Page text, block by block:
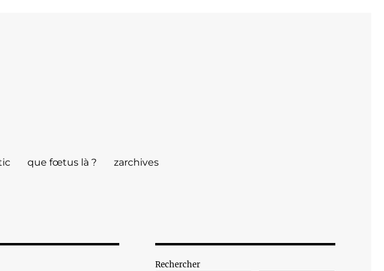
que fœtus là ? zarchives
Rechercher